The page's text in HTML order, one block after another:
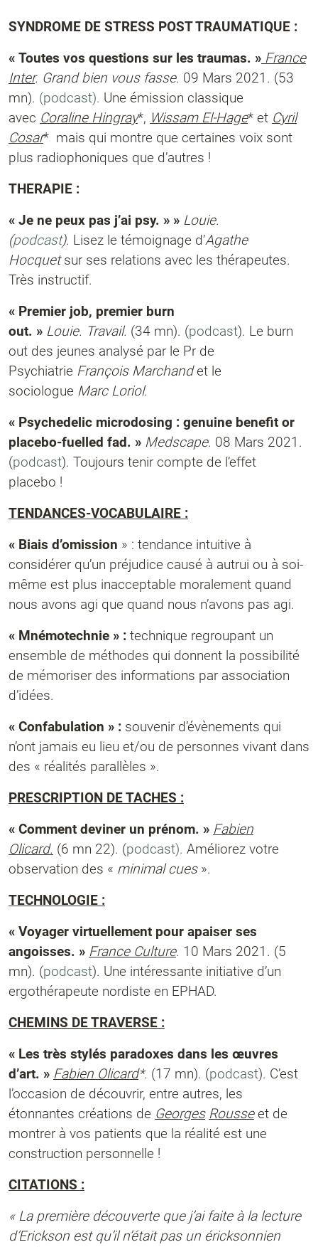
SYNDROME DE STRESS POST TRAUMATIQUE :
« Toutes vos questions sur les traumas. » France
Inter. Grand bien vous fasse. 09 Mars 2021. (53
mn). (podcast). Une émission classique
avec Coraline Hingray*, Wissam El-Hage* et Cyril
Cosar* mais qui montre que certaines voix sont
plus radiophoniques que d’autres !
THERAPIE :
« Je ne peux pas j’ai psy. » » Louie.
(podcast). Lisez le témoignage d’Agathe
Hocquetsur ses relations avec les thérapeutes.
Très instructif.
« Premier job, premier burn
out. » Louie. Travail. (34 mn). (podcast). Le burn
out des jeunes analysé par le Pr de
Psychiatrie François Marchandet le
sociologue Marc Loriol.
« Psychedelic microdosing : genuine benefit or
placebo-fuelled fad. » Medscape. 08 Mars 2021.
(podcast). Toujours tenir compte de l’effet
placebo !
TENDANCES-VOCABULAIRE :
« Biais d’omission » : tendance intuitive à
considérer qu’un préjudice causé à autrui ou à soi-
même est plus inacceptable moralement quand
nous avons agi que quand nous n’avons pas agi.
« Mnémotechnie » : technique regroupant un
ensemble de méthodes qui donnent la possibilité
de mémoriser des informations par association
d’idées.
« Confabulation » : souvenir d’évènements qui
n’ont jamais eu lieu et/ou de personnes vivant dans
des « réalités parallèles ».
PRESCRIPTION DE TACHES :
« Comment deviner un prénom. » Fabien
Olicard. (6 mn 22). (podcast). Améliorez votre
observation des « minimal cues».
TECHNOLOGIE :
« Voyager virtuellement pour apaiser ses
angoisses. » France Culture. 10 Mars 2021. (5
mn). (podcast). Une intéressante initiative d’un
ergothérapeute nordiste en EPHAD.
CHEMINS DE TRAVERSE :
« Les très stylés paradoxes dans les œuvres
d’art. » Fabien Olicard*. (17 mn). (podcast). C’est
l’occasion de découvrir, entre autres, les
étonnantes créations de Georges Rousseet de
montrer à vos patients que la réalité est une
construction personnelle !
CITATIONS :
« La première découverte que j’ai faite à la lecture
d’Erickson est qu’il n’était pas un éricksonnien